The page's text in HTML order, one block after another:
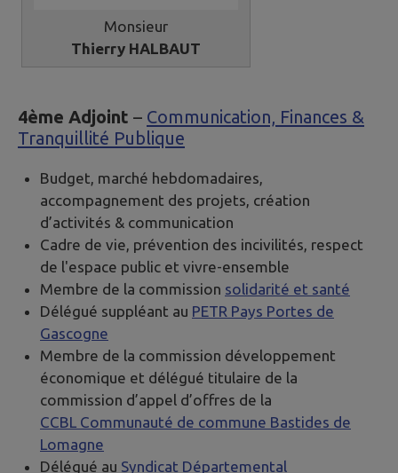
Monsieur
Thierry HALBAUT
4ème Adjoint – Communication, Finances &
Tranquillité Publique
Budget, marché hebdomadaires,
accompagnement des projets, création
d’activités & communication
Cadre de vie, prévention des incivilités, respect
de l'espace public et vivre-ensemble
Membre de la commission solidarité et santé
Délégué suppléant au PETR Pays Portes de
Gascogne
Membre de la commission développement
économique et délégué titulaire de la
commission d’appel d’offres de la
CCBL Communauté de commune Bastides de
Lomagne
Délégué au Syndicat Départemental